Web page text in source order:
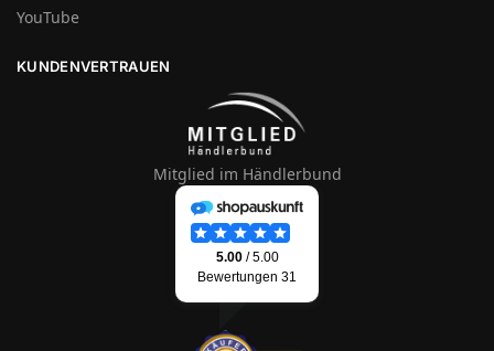
YouTube
KUNDENVERTRAUEN
Mitglied im Händlerbund